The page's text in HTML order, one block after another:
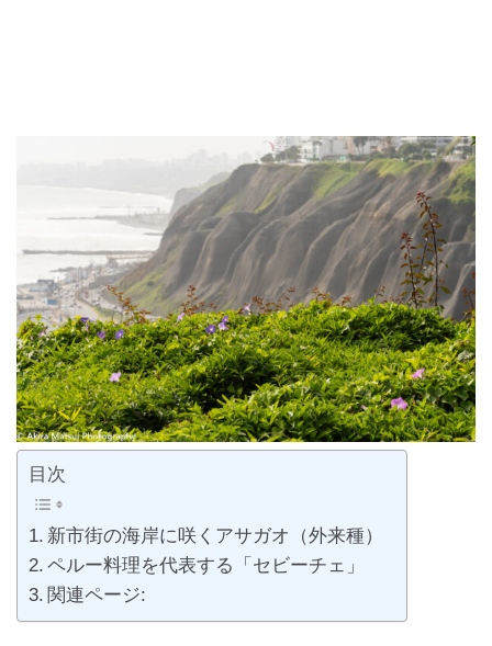
目次
新市街の海岸に咲くアサガオ（外来種）
ペルー料理を代表する「セビーチェ」
関連ページ: